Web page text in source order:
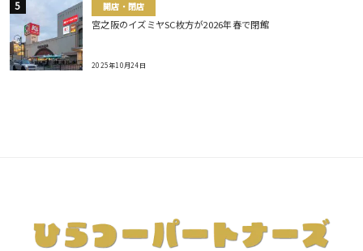
開店・閉店
宮之阪のイズミヤSC枚方が2026年春で閉館
2025年10月24日